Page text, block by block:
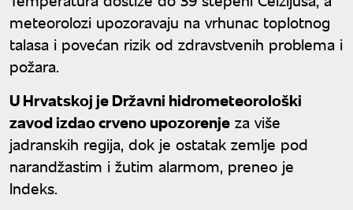
meteorolozi upozoravaju na vrhunac toplotnog
talasa i povećan rizik od zdravstvenih problema i
požara.
U Hrvatskoj je Državni hidrometeorološki
zavod izdao crveno upozorenje za više
jadranskih regija, dok je ostatak zemlje pod
narandžastim i žutim alarmom, preneo je
Indeks.